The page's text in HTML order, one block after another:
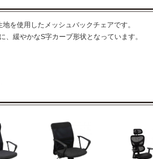
を使用したメッシュバックチェアです。
緩やかなS字カーブ形状となっています。